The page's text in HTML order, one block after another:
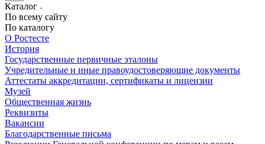
Каталог
По всему сайту
По каталогу
О Ростесте
История
Государственные первичные эталоны
Учредительные и иные правоудостоверяющие документы
Аттестаты аккредитации, сертификаты и лицензии
Музей
Общественная жизнь
Реквизиты
Вакансии
Благодарственные письма